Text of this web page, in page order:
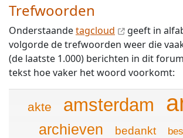
Trefwoorden
Onderstaandetagcloud
geeft in
volgorde de trefwoorden weer die
(de laatste 1.000) berichten in dit
tekst hoe vaker het woord voorkomt:
akte amsterdam
archieven bedankt